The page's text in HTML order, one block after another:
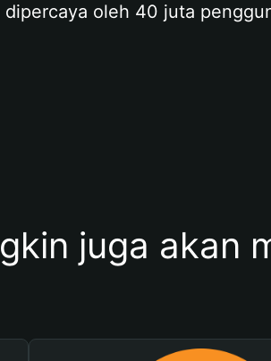
oleh 40 juta
juga akan